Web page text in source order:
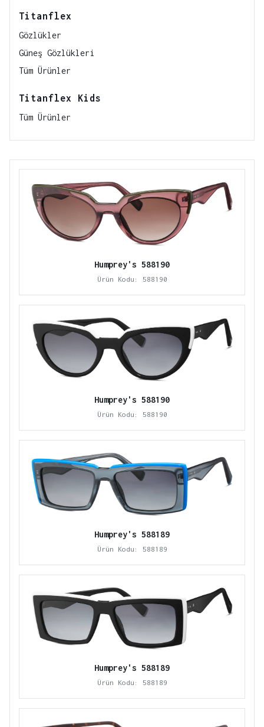
Titanflex
Gözlükler
Güneş Gözlükleri
Tüm Ürünler
Titanflex Kids
Tüm Ürünler
Humprey's 588190
Ürün Kodu: 588190
Humprey's 588190
Ürün Kodu: 588190
Humprey's 588189
Ürün Kodu: 588189
Humprey's 588189
Ürün Kodu: 588189